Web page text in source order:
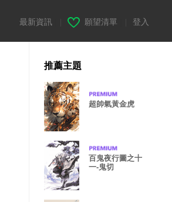
最新資訊 願望清單 登入
推薦主題
超帥氣黃金虎
百鬼夜行圖之十
一-鬼切